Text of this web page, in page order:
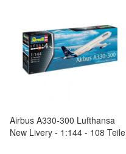
Airbus A330-300 Lufthansa
New Livery - 1:144 - 108 Teile